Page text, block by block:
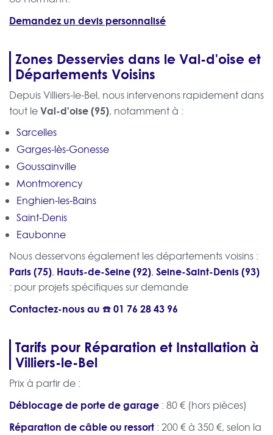
Demandez un devis personnalisé
Zones Desservies dans le Val-d'oise et
Départements Voisins
Depuis Villiers-le-Bel, nous intervenons rapidement dans
tout leVal-d'oise (95), notamment à :
Sarcelles
Garges-lès-Gonesse
Goussainville
Montmorency
Enghien-les-Bains
Saint-Denis
Eaubonne
Nous desservons également les départements voisins :
Paris (75), Hauts-de-Seine (92), Seine-Saint-Denis (93)
: pour projets spécifiques sur demande
Contactez-nous au ☎️01 76 28 43 96
Tarifs pour Réparation et Installation à
Villiers-le-Bel
Prix à partir de :
Déblocage de porte de garage : 80 € (hors pièces)
Réparation de câble ou ressort : 200 € à 350 €, selon la